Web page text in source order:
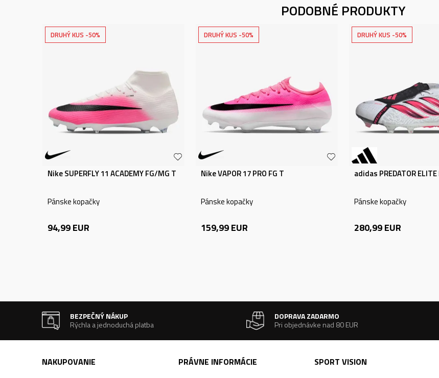
PODOBNÉ PRODUKTY
DRUHÝ KUS -50%
Nike SUPERFLY 11 ACADEMY FG/MG T
Pánske kopačky
94,99EUR
DRUHÝ KUS -50%
Nike VAPOR 17 PRO FG T
Pánske kopačky
159,99EUR
DRUHÝ KUS -50%
adidas PREDATOR ELITE
Pánske kopačky
280,99EUR
BEZPEČNÝ NÁKUP
Rýchla a jednoduchá platba
DOPRAVA ZADARMO
Pri objednávke nad 80 EUR
NAKUPOVANIE PRÁVNE INFORMÁCIE SPORT VISION